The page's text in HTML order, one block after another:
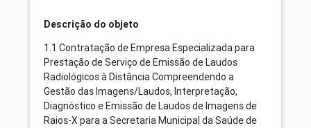
Descrição do objeto
1.1 Contratação de Empresa Especializada para
Prestação de Serviço de Emissão de Laudos
Radiológicos à Distância Compreendendo a
Gestão das Imagens/Laudos, Interpretação,
Diagnóstico e Emissão de Laudos de Imagens de
Raios-X para a Secretaria Municipal da Saúde de